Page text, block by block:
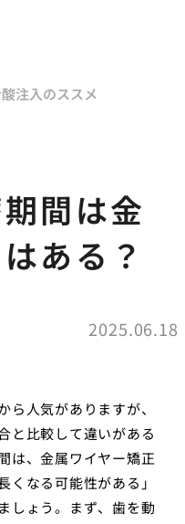
注入のススメ
間は金
ある？
2025.06.18
人気がありますが、
と比較して違いがある
は、金属ワイヤー矯正
なる可能性がある」
しょう。まず、歯を動